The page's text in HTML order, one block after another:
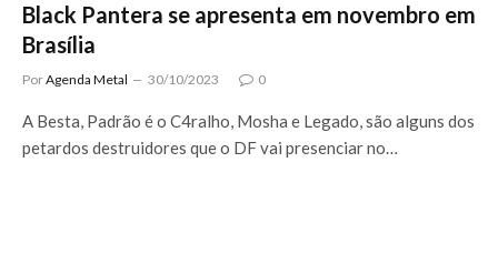
Black Pantera se apresenta em novembro em
Brasília
PorAgenda Metal 30/10/2023 0
A Besta, Padrão é o C4ralho, Mosha e Legado, são alguns dos
petardos destruidores que o DF vai presenciar no…